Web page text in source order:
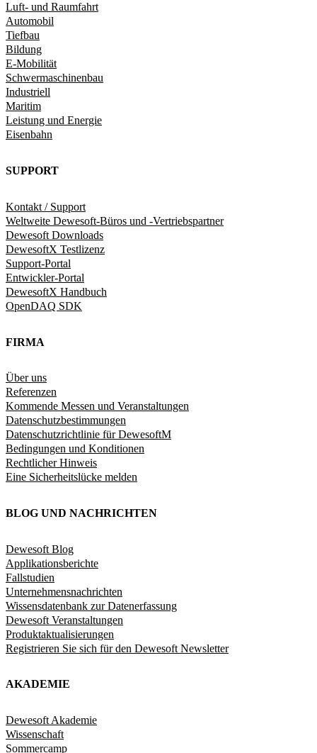
Luft- und Raumfahrt
Automobil
Tiefbau
Bildung
E-Mobilität
Schwermaschinenbau
Industriell
Maritim
Leistung und Energie
Eisenbahn
SUPPORT
Kontakt / Support
Weltweite Dewesoft-Büros und -Vertriebspartner
Dewesoft Downloads
DewesoftX Testlizenz
Support-Portal
Entwickler-Portal
DewesoftX Handbuch
OpenDAQ SDK
FIRMA
Über uns
Referenzen
Kommende Messen und Veranstaltungen
Datenschutzbestimmungen
Datenschutzrichtlinie für DewesoftM
Bedingungen und Konditionen
Rechtlicher Hinweis
Eine Sicherheitslücke melden
BLOG UND NACHRICHTEN
Dewesoft Blog
Applikationsberichte
Fallstudien
Unternehmensnachrichten
Wissensdatenbank zur Datenerfassung
Dewesoft Veranstaltungen
Produktaktualisierungen
Registrieren Sie sich für den Dewesoft Newsletter
AKADEMIE
Dewesoft Akademie
Wissenschaft
Sommercamp